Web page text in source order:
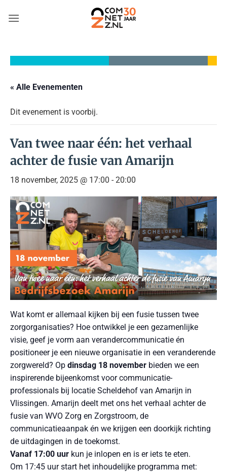
naar
« Alle Evenementen
Dit evenement is voorbij.
Van twee naar één: het verhaal
achter de fusie van Amarijn
18 november, 2025 @ 17:00 - 20:00
Wat komt er allemaal kijken bij een fusie tussen twee
zorgorganisaties? Hoe ontwikkel je een gezamenlijke
visie, geef je vorm aan verandercommunicatie én
positioneer je een nieuwe organisatie in een veranderende
zorgwereld? Op dinsdag 18 november bieden we een
inspirerende bijeenkomst voor communicatie-
professionals bij locatie Scheldehof van Amarijn in
Vlissingen. Amarijn deelt met ons het verhaal achter de
fusie van WVO Zorg en Zorgstroom, de
communicatieaanpak én we krijgen een doorkijk richting
de uitdagingen in de toekomst.
Vanaf 17:00 uur kun je inlopen en is er iets te eten.
Om 17:45 uur start het inhoudelijke programma met: